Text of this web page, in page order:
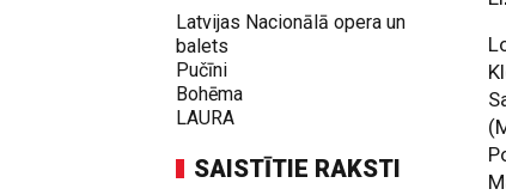
Latvijas Nacionālā opera un
balets
Pučīni
Bohēma
LAURA
SAISTĪTIE RAKSTI